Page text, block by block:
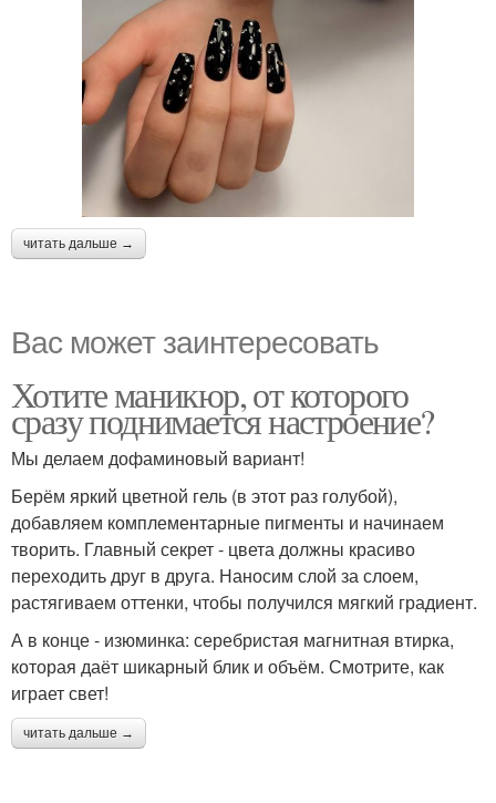
читать дальше →
Вас может заинтересовать
Хотите маникюр, от которого
сразу поднимается настроение?
Мы делаем дофаминовый вариант!
Берём яркий цветной гель (в этот раз голубой),
добавляем комплементарные пигменты и начинаем
творить. Главный секрет - цвета должны красиво
переходить друг в друга. Наносим слой за слоем,
растягиваем оттенки, чтобы получился мягкий градиент.
А в конце - изюминка: серебристая магнитная втирка,
которая даёт шикарный блик и объём. Смотрите, как
играет свет!
читать дальше →